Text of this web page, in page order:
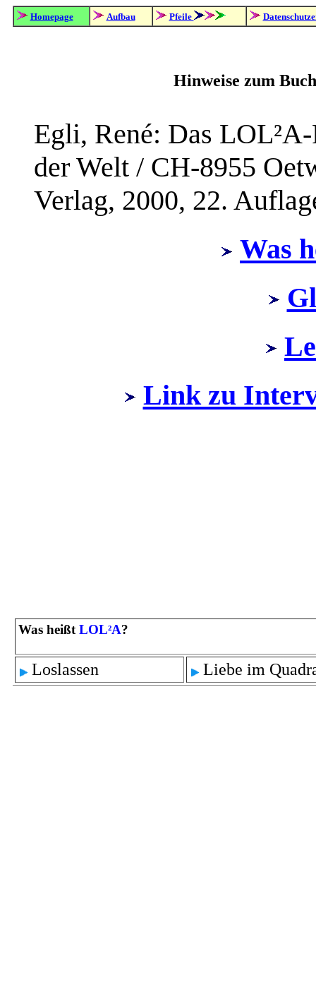
Homepage Aufbau Pfeile
Hinweise zum
Egli, René: Das
der Welt / CH-8955
Verlag, 2000, 22.
Was
Link zu
Was heißtLOL²A?
Loslassen Liebe im